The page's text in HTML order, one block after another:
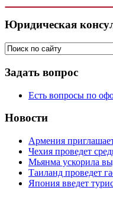
Юридическая
Задать вопрос
Есть вопросы по
Новости
Армения
Чехия проведет
Мьянма ускорила
Таиланд проведет
Япония введет